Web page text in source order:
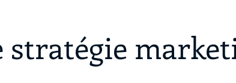
stratégie